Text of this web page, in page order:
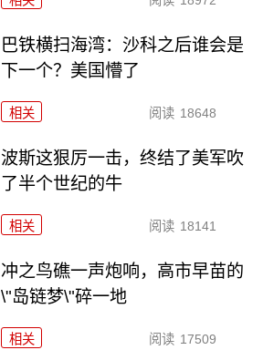
巴铁横扫海湾：沙科之后谁会是
下一个？美国懵了
相关 阅读 18648
波斯这狠厉一击，终结了美军吹
了半个世纪的牛
相关 阅读 18141
冲之鸟礁一声炮响，高市早苗的
\"岛链梦\"碎一地
相关 阅读 17509